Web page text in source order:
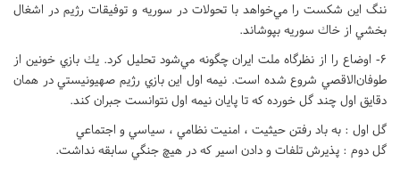
ننگ اين شكست را مي‌خواهد با تحولات در سوريه و توفيقات رژيم در اشغال
بخشي از خاك سوريه بپوشاند.
6- اوضاع را از نظرگاه ملت ايران چگونه مي‌شود تحليل كرد. يك بازي خونين از
طوفان‌الاقصي شروع شده است. نيمه اول اين بازي رژيم صهيونيستي در همان
دقايق اول چند گل خورده كه تا پايان نيمه اول نتوانست جبران كند.
گل اول : به باد رفتن حيثيت ، امنيت نظامي ، سياسي و اجتماعي
گل دوم : پذيرش تلفات و دادن اسير كه در هيچ جنگي سابقه نداشت.